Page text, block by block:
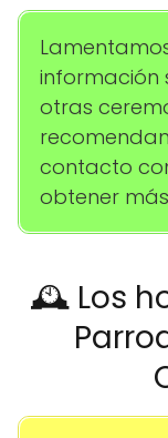
información
otras
contacto
obtener
🕰️ Los